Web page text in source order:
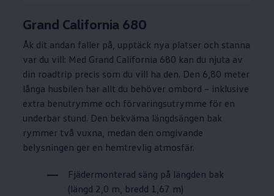
Grand California 680
Åk dit andan faller på, upptäck nya platser och stanna
var du vill: Med Grand California 680 kan du njuta av
din roadtrip precis som du vill ha den. Den 6,80 meter
långa husbilen har allt du behöver ombord – inklusive
extra benutrymme och förvaringsutrymme för en
underbar stund. Den bekväma längdsängen bak
rymmer två vuxna, medan den omgivande
belysningen ger en hemtrevlig atmosfär.
Fjädermonterad säng på längden bak
(längd 2,0 m, bredd 1,67 m)